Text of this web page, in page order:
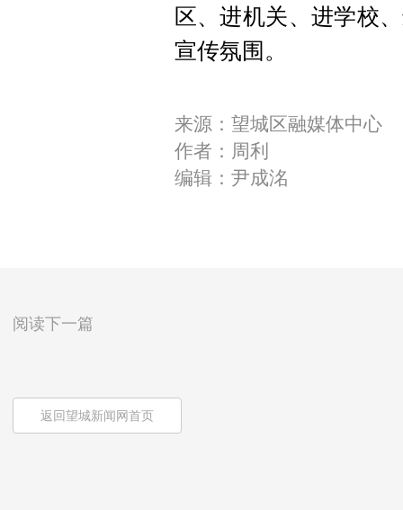
区、进机关、进学校
宣传氛围。
来源：望城区融媒体中心
作者：周利
编辑：尹成洺
阅读下一篇
返回望城新闻网首页